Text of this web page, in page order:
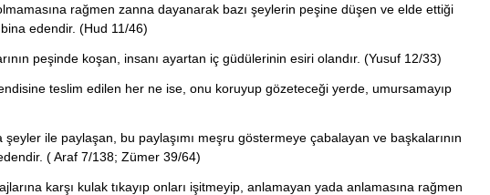
rağmen zanna dayanarak bazı şeylerin peşine düşen ve elde ettiği
edendir. (Hud 11/46)
peşinde koşan, insanı ayartan iç güdülerinin esiri olandır. (Yusuf 12/33)
teslim edilen her ne ise, onu koruyup gözeteceği yerde, umursamayıp
ile paylaşan, bu paylaşımı meşru göstermeye çabalayan ve başkalarının
( Araf 7/138; Zümer 39/64)
karşı kulak tıkayıp onları işitmeyip, anlamayan yada anlamasına rağmen